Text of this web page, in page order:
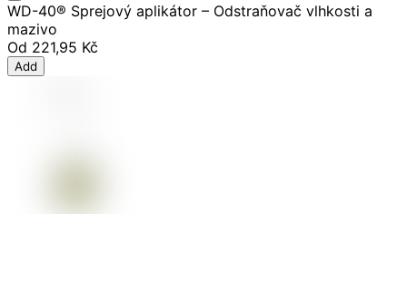
WD-40® Sprejový aplikátor – Odstraňovač vlhkosti a
mazivo
Od 221,95 Kč
Add